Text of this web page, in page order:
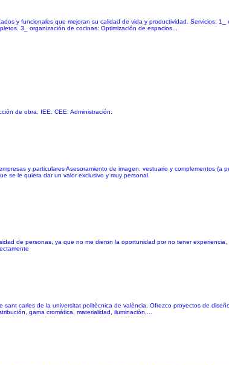
y funcionales que mejoran su calidad de vida y productividad. Servicios: 1_
3_ organización de cocinas: Optimización de espacios...
de obra. IEE. CEE. Administración.
y particulares Asesoramiento de imagen, vestuario y complementos (a
se le quiera dar un valor exclusivo y muy personal.
de personas, ya que no me dieron la oportunidad por no tener experiencia,
carles de la universitat politècnica de valència. Ofrezco proyectos de
gama cromática, materialidad, iluminación,...